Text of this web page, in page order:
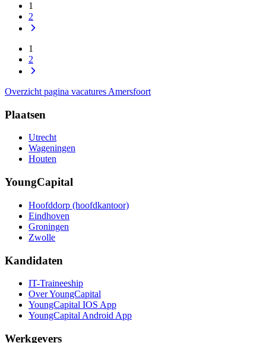
1
2
1
2
Overzicht pagina vacatures Amersfoort
Plaatsen
Utrecht
Wageningen
Houten
YoungCapital
Hoofddorp (hoofdkantoor)
Eindhoven
Groningen
Zwolle
Kandidaten
IT-Traineeship
Over YoungCapital
YoungCapital IOS App
YoungCapital Android App
Werkgevers